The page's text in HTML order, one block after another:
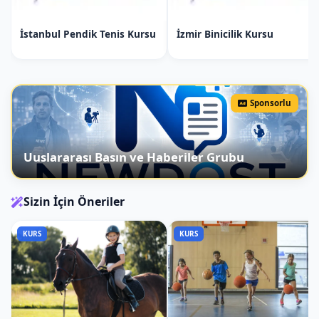
Forehand Blok: Ön yüzeyle blok
Masa Tenisi Temel Servis Teknikleri
Forehand Servis: Ön yüzeyle servis
atma.
Backhand Servis: Arka yüzeyle servis
Masa Tenisi Temel Ayak Hareketleri
Yan adımlar (Side Steps): Yanlara doğru
hızlı hareket etme.
İleri-geri adımlar (Front-Back Steps):
Masa etrafında hareket etme.
İstanbul Pendik Tenis Kursu İzmir Binicilik Kursu
Sponsorlu
Uuslararası Basın ve Haberiler Grubu
Sizin İçin Öneriler
KURS KURS